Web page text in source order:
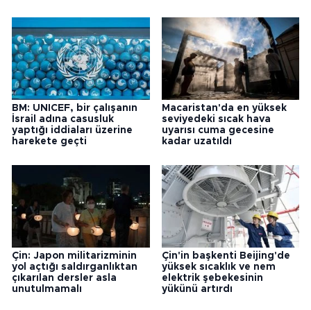
BM: UNICEF, bir çalışanın
İsrail adına casusluk
yaptığı iddiaları üzerine
harekete geçti
Macaristan'da en yüksek
seviyedeki sıcak hava
uyarısı cuma gecesine
kadar uzatıldı
Çin: Japon militarizminin
yol açtığı saldırganlıktan
çıkarılan dersler asla
unutulmamalı
Çin'in başkenti Beijing'de
yüksek sıcaklık ve nem
elektrik şebekesinin
yükünü artırdı